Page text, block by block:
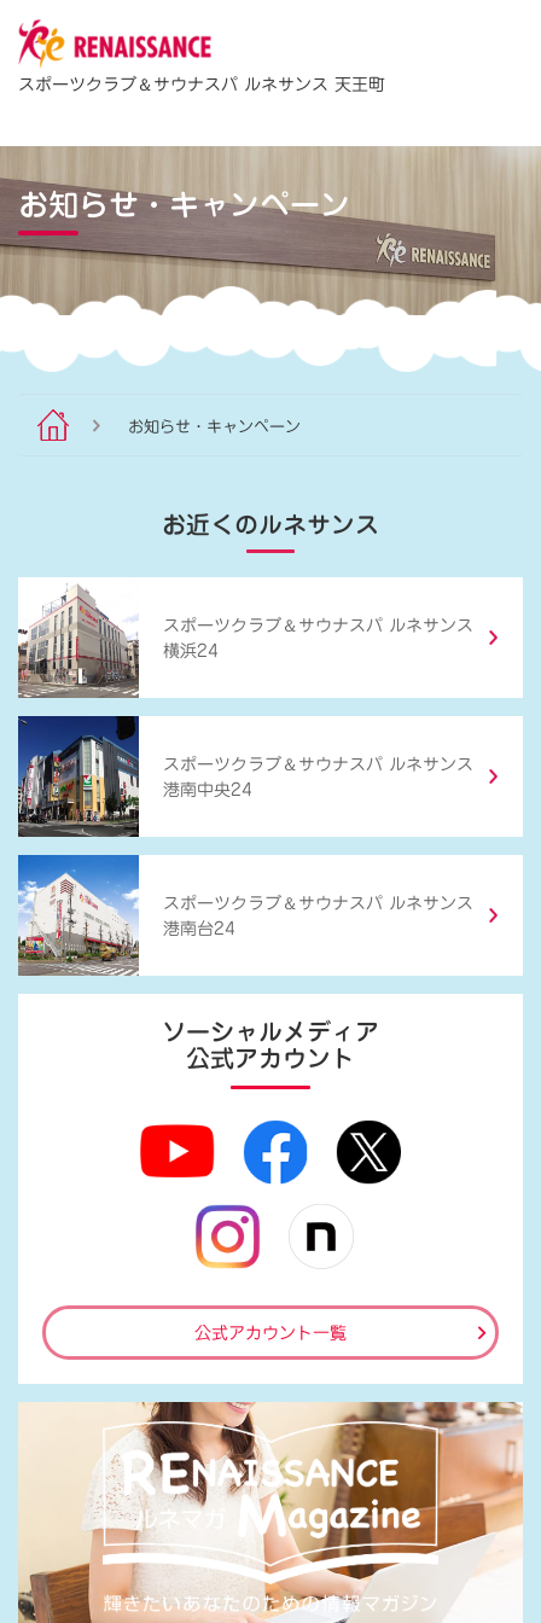
スポーツクラブ ＆ サウナスパ ルネサンス 天王町
お知らせ・キャンペーン
お知らせ・キャンペーン
お近くのルネサンス
スポーツクラブ ＆ サウナスパ ルネサンス
横浜24
スポーツクラブ ＆ サウナスパ ルネサンス
港南中央24
スポーツクラブ ＆ サウナスパ ルネサンス
港南台24
ソーシャルメディア
公式アカウント
公式アカウント一覧